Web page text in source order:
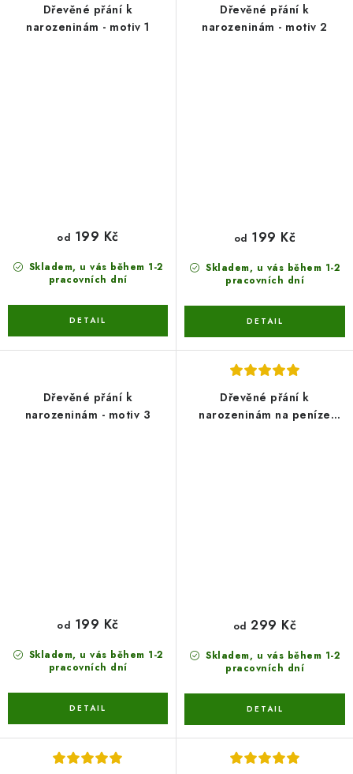
Dřevěné přání k
narozeninám - motiv 1
Skladem, u vás během 1-2
pracovních dní
od 199 Kč
Dřevěné přání k
narozeninám - motiv 2
Skladem, u vás během 1-2
pracovních dní
od 199 Kč
Dřevěné přání k
narozeninám - motiv 3
Skladem, u vás během 1-2
pracovních dní
od 199 Kč
Dřevěné přání k
narozeninám na peníze
Skladem, u vás během 1-2
pracovních dní
od 299 Kč